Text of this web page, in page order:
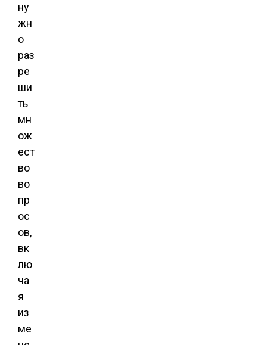
ну
жн
о
раз
ре
ши
ть
мн
ож
ест
во
во
пр
ос
ов,
вк
лю
ча
я
из
ме